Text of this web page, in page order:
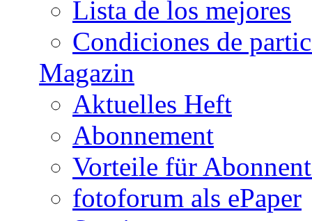
Lista de los mejores
Condiciones de
Magazin
Aktuelles Heft
Abonnement
Vorteile für
fotoforum als ePaper